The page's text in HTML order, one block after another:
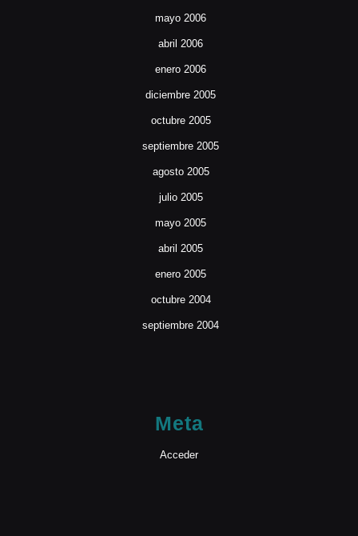
mayo 2006
abril 2006
enero 2006
diciembre 2005
octubre 2005
septiembre 2005
agosto 2005
julio 2005
mayo 2005
abril 2005
enero 2005
octubre 2004
septiembre 2004
Meta
Acceder